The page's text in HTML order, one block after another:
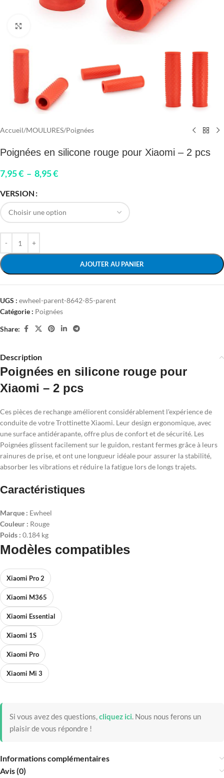
Accueil/MOULURES/Poignées
Poignées en silicone rouge pour Xiaomi – 2 pcs
7,95€ – 8,95€
VERSION
AJOUTER AU PANIER
UGS : ewheel-parent-8642-85-parent
Catégorie : Poignées
Share:
Description
Poignées en silicone rouge pour
Xiaomi – 2 pcs
Ces pièces de rechange améliorent considérablement l'expérience de
conduite de votre Trottinette Xiaomi. Leur design ergonomique, avec
une surface antidérapante, offre plus de confort et de sécurité. Les
Poignées glissent facilement sur le guidon, restant fermes grâce à leurs
rainures de prise, et ont une longueur idéale pour assurer la stabilité,
absorber les vibrations et réduire la fatigue lors de longs trajets.
Caractéristiques
Marque : Ewheel
Couleur : Rouge
Poids : 0.184 kg
Modèles compatibles
Xiaomi Pro 2
Xiaomi M365
Xiaomi Essential
Xiaomi 1S
Xiaomi Pro
Xiaomi Mi 3
Si vous avez des questions,cliquez ici. Nous nous ferons un
plaisir de vous répondre !
Informations complémentaires
Avis (0)